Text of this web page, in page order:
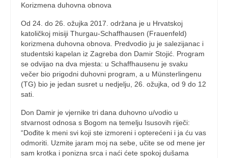
Korizmena duhovna obnova
Od 24. do 26. ožujka 2017. održana je u Hrvatskoj
katoličkoj misiji Thurgau-Schaffhausen (Frauenfeld)
korizmena duhovna obnova. Predvodio ju je salezijanac i
studentski kapelan iz Zagreba don Damir Stojić. Program
se odvijao na dva mjesta: u Schaffhausenu je svaku
večer bio prigodni duhovni program, a u Münsterlingenu
(TG) bio je jedan susret u nedjelju, 26. ožujka, od 9 do 12
sati.
Don Damir je vjernike tri dana duhovno u/vodio u
stvarnost odnosa s Bogom na temelju Isusovih riječi:
“Dođite k meni svi koji ste izmoreni i opterećeni i ja ću vas
odmoriti. Uzmite jaram moj na sebe, učite se od mene jer
sam krotka i ponizna srca i naći ćete spokoj dušama